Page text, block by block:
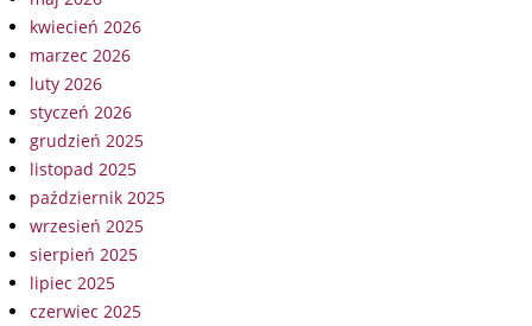
kwiecień 2026
marzec 2026
luty 2026
styczeń 2026
grudzień 2025
listopad 2025
październik 2025
wrzesień 2025
sierpień 2025
lipiec 2025
czerwiec 2025